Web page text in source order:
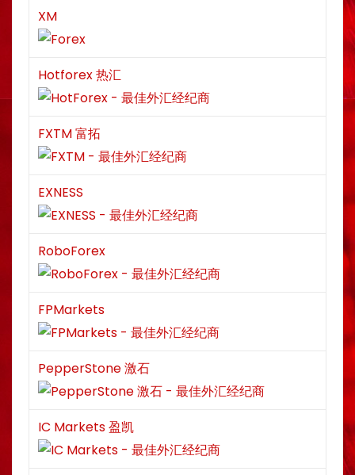
n
XM
Hotforex 热汇
FXTM 富拓
EXNESS
RoboForex
FPMarkets
PepperStone 激石
IC Markets 盈凯